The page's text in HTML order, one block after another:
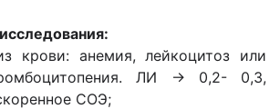
крови: анемия, лейкоцитоз или
ЛИ -> 0,2- 0,3,
СОЭ;